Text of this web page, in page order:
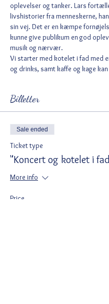
oplevelser og tanker. Lars
livshistorier fra menneskerne,
sin vej. Det er en kæmpe
kunne give publikum en god
musik og nærvær.
Vi starter med kotelet i fad med
og drinks, samt kaffe og kage
Billetter
Sale ended
Ticket type
"Koncert og kotelet i
More info
Price